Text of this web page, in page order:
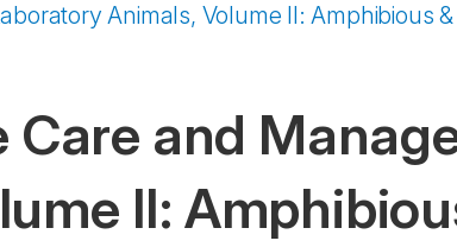
Animals, Volume II: Amphibious
Care and
II: